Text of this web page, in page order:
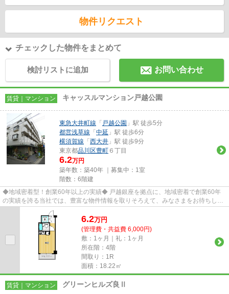
物件リクエスト
チェックした物件をまとめて
検討リストに追加 お問い合わせ
賃貸｜マンション キャッスルマンション戸越公園
東急大井町線 「 戸越公園 」駅 徒歩5分
都営浅草線 「 中延 」駅 徒歩6分
横須賀線 「 西大井 」駅 徒歩9分
東京都品川区豊町 ６丁目
6.2万円
築年数：築40年 ｜募集中： 1室
階数：6階建
◆地域密着型！創業60年以上の実績◆ 戸越銀座を拠点に、地域密着で創業60年
の実績を誇る当社では、豊富な物件情報を取りそろえて、みなさまをお待ちして
おります。TEL：03-5750-6633
6.2万円
(管理費・共益費 6,000円)
敷：1ヶ月｜礼：1ヶ月
所在階：4階
間取り：1R
面積：18.22㎡
賃貸｜マンション グリーンヒルズ良Ⅱ